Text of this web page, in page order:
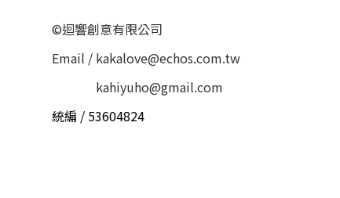
©迴響創意有限公司
Email / kakalove@echos.com.tw
kahiyuho@gmail.com
統編 / 53604824